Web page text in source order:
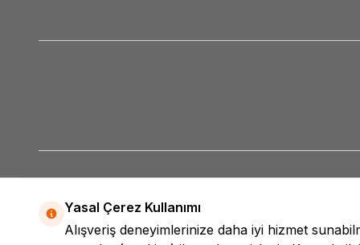
Yasal Çerez Kullanımı
Alışveriş deneyimlerinize daha iyi hizmet